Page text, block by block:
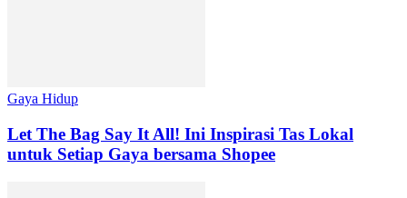
Gaya Hidup
Let The Bag Say It All! Ini Inspirasi Tas Lokal
untuk Setiap Gaya bersama Shopee